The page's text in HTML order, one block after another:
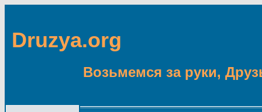
Druzya.org
Возьмемся за руки,